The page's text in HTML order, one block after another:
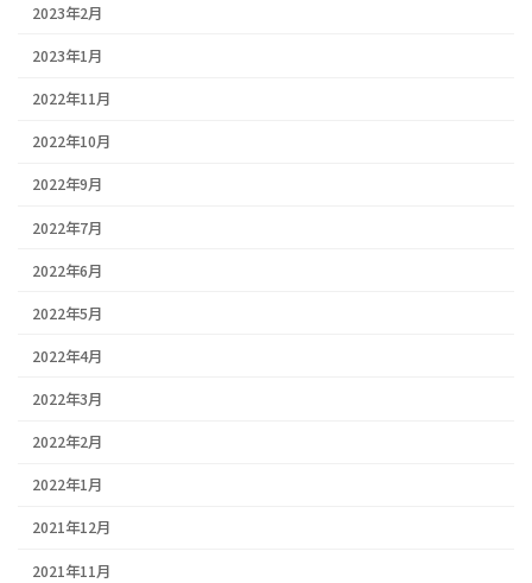
2023年2月
2023年1月
2022年11月
2022年10月
2022年9月
2022年7月
2022年6月
2022年5月
2022年4月
2022年3月
2022年2月
2022年1月
2021年12月
2021年11月